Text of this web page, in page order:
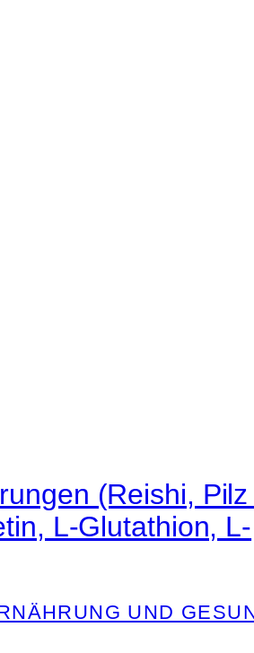
(Reishi,
L-Glutathion, L-
UND